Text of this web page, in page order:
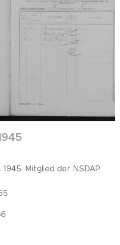
1945, Mitglied der NSDAP